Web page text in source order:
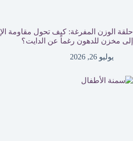
حلقة الوزن المفرغة: كيف تحول مقاومة
إلى مخزن للدهون رغماً عن الدايت؟
يوليو 26, 2026